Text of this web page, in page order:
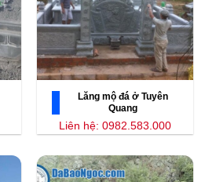
Lăng mộ đá ở Tuyên
Quang
Liên hệ: 0982.583.000